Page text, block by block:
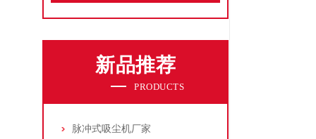
新品推荐
PRODUCTS
脉冲式吸尘机厂家